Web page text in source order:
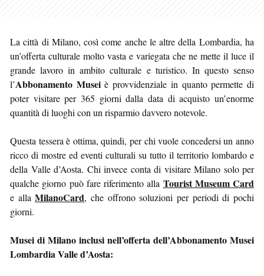
La città di Milano, così come anche le altre della Lombardia, ha
un’offerta culturale molto vasta e variegata che ne mette il luce il
grande lavoro in ambito culturale e turistico. In questo senso
l’Abbonamento Museiè provvidenziale in quanto permette di
poter visitare per 365 giorni dalla data di acquisto un’enorme
quantità di luoghi con un risparmio davvero notevole.
Questa tessera è ottima, quindi, per chi vuole concedersi un anno
ricco di mostre ed eventi culturali su tutto il territorio lombardo e
della Valle d’Aosta. Chi invece conta di visitare Milano solo per
qualche giorno può fare riferimento alla Tourist Museum Card
e allaMilanoCard, che offrono soluzioni per periodi di pochi
giorni.
Musei di Milano inclusi nell’offerta dell’Abbonamento Musei
Lombardia Valle d’Aosta: